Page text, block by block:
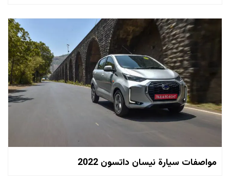
مواصفات سيارة نيسان داتسون 2022